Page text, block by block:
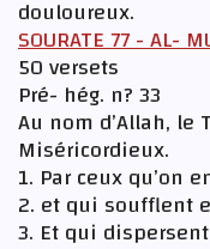
douloureux.
SOURATE 77 - AL-
50 versets
Pré- hég. n? 33
Au nom d’Allah,
Miséricordieux.
1. Par ceux qu’on
2. et qui soufflent
3. Et qui